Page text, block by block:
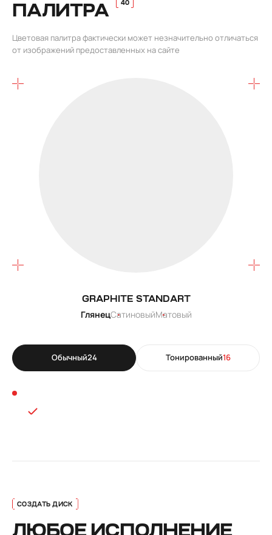
ПАЛИТРА
Цветовая палитра фактически может незначительно отличаться
от изображений предоставленных на сайте
Обычный24 Тонированный16
GRAPHITE STANDART
ГлянецСатиновыйМатовый
ЛЮБОЕ ИСПОЛНЕНИЕ